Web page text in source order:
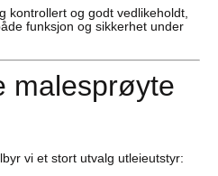
kontrollert og godt vedlikeholdt,
funksjon og sikkerhet under
malesprøyte
vi et stort utvalg utleieutstyr: